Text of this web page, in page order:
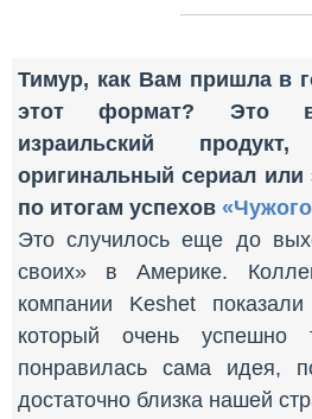
Тимур, как Вам пришла в
этот формат? Это
израильский
оригинальный сериал или
по итогам успехов
Это случилось еще до
своих» в Америке.
компании Keshet
который очень
понравилась сама идея,
достаточно близка нашей